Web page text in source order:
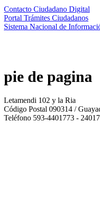
Contacto Ciudadano Digital
Portal Trámites Ciudadanos
Sistema Nacional de
pie de pagina
Letamendi 102 y la Ria
Código Postal 090314 /
Teléfono 593-4401773 -